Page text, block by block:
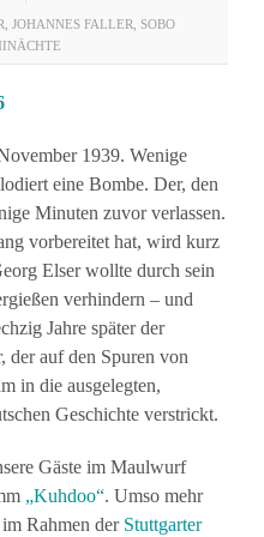
JOHANNES FALLER SOBO
1939. Wenige
eine Bombe. Der, den
Minuten zuvor verlassen.
vorbereitet hat, wird kurz
Elser wollte durch sein
verhindern – und
Jahre später der
der auf den Spuren von
in die ausgelegten,
Geschichte verstrickt.
Gäste im Maulwurf
„Kuhdoo“. Umso mehr
Rahmen derStuttgarter